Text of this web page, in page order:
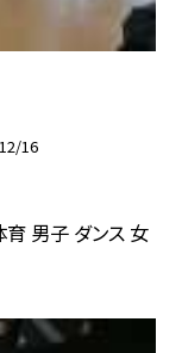
16
男子 ダンス 女